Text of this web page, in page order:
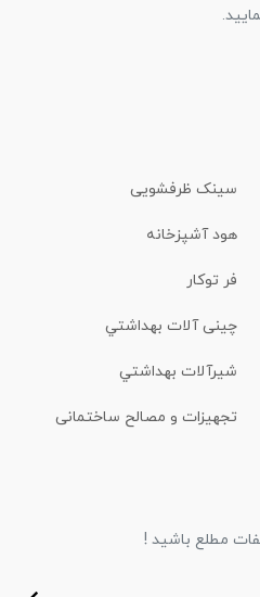
سینک ظرفشویی
هود آشپزخانه
فر توکار
چینی آلات بهداشتي
شیرآلات بهداشتي
تجهیزات و مصالح ساختمانی
مطلع باشید !